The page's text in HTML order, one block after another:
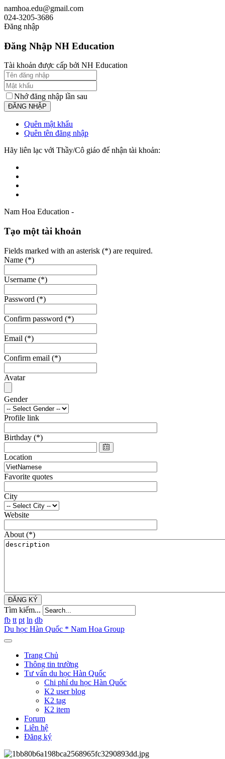
namhoa.edu@gmail.com
024-3205-3686
Đăng nhập
Đăng Nhập NH Education
Tài khoản được cấp bởi NH Education
Nhớ đăng nhập lần sau
Quên mật khẩu
Quên tên đăng nhập
Hãy liên lạc với Thầy/Cô giáo để nhận tài khoản:
Nam Hoa Education -
Tạo một tài khoản
Fields marked with an asterisk (*) are required.
Name (*)
Username (*)
Password (*)
Confirm password (*)
Email (*)
Confirm email (*)
Avatar
Gender
Profile link
Birthday (*)
Location
Favorite quotes
City
Website
About (*)
ĐĂNG KÝ
Tìm kiếm...
fb tt pt ln db
Du học Hàn Quốc * Nam Hoa Group
Trang Chủ
Thông tin trường
Tư vấn du học Hàn Quốc
Chi phí du học Hàn Quốc
K2 user blog
K2 tag
K2 item
Forum
Liên hệ
Đăng ký